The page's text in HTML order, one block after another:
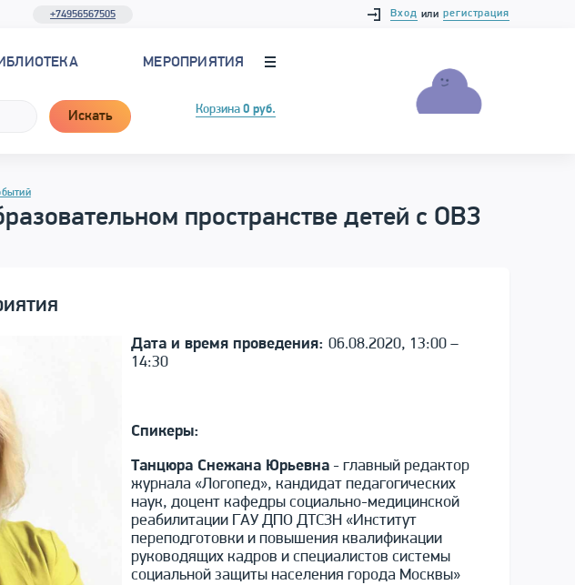
+74956567505 Вход или регистрация
МЕРОПРИЯТИЯ
Искать Корзина 0 руб.
пространстве детей с ОВЗ
Дата и время проведения: 06.08.2020, 13:00 –
14:30
Спикеры:
Танцюра Снежана Юрьевна - главный редактор
журнала «Логопед», кандидат педагогических
наук, доцент кафедры социально-медицинской
реабилитации ГАУ ДПО ДТСЗН «Институт
переподготовки и повышения квалификации
руководящих кадров и специалистов системы
социальной защиты населения города Москвы»